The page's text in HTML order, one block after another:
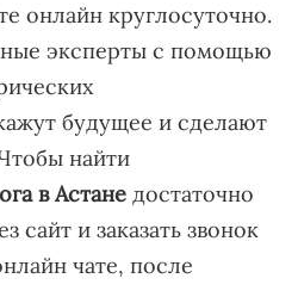
онлайн круглосуточно.
эксперты с помощью
будущее и сделают
найти
в Астане достаточно
сайт и заказать звонок
чате, после